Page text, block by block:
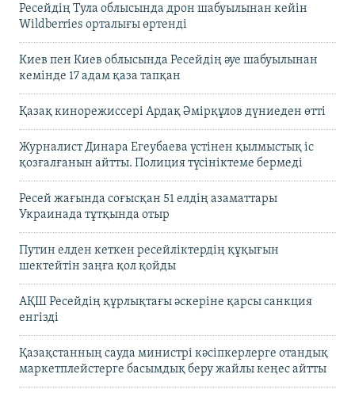
Ресейдің Тула облысында дрон шабуылынан кейін
Wildberries орталығы өртенді
Киев пен Киев облысында Ресейдің әуе шабуылынан
кемінде 17 адам қаза тапқан
Қазақ кинорежиссері Ардақ Әмірқұлов дүниеден өтті
Журналист Динара Егеубаева үстінен қылмыстық іс
қозғалғанын айтты. Полиция түсініктеме бермеді
Ресей жағында соғысқан 51 елдің азаматтары
Украинада тұтқында отыр
Путин елден кеткен ресейліктердің құқығын
шектейтін заңға қол қойды
АҚШ Ресейдің құрлықтағы әскеріне қарсы санкция
енгізді
Қазақстанның сауда министрі кәсіпкерлерге отандық
маркетплейстерге басымдық беру жайлы кеңес айтты